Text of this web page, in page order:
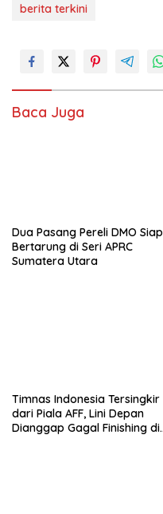
berita terkini
Baca Juga
Dua Pasang Pereli DMO Siap
Bertarung di Seri APRC
Sumatera Utara
Timnas Indonesia Tersingkir
dari Piala AFF, Lini Depan
Dianggap Gagal Finishing di